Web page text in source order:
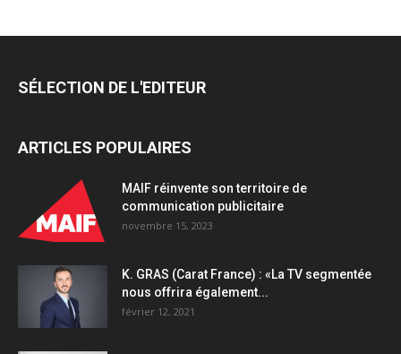
SÉLECTION DE L'EDITEUR
ARTICLES POPULAIRES
MAIF réinvente son territoire de
communication publicitaire
novembre 15, 2023
K. GRAS (Carat France) : «La TV segmentée
nous offrira également...
février 12, 2021